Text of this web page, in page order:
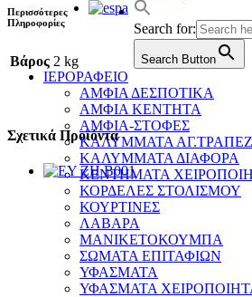
Search for:
Search Button
ΙΕΡΟΡΑΦΕΙΟ
ΑΜΦΙΑ ΔΕΣΠΟΤΙΚΑ
ΑΜΦΙΑ ΚΕΝΤΗΤΑ
ΑΜΦΙΑ-ΣΤΟΦΕΣ
ΚΑΛΥΜΜΑΤΑ
ΚΑΛΥΜΜΑΤΑ ΔΙΑΦΟΡΑ
ΚΕΝΤΗΜΑΤΑ
ΚΟΡΔΕΛΕΣ ΣΤΟΛΙΣΜΟΥ
ΚΟΥΡΤΙΝΕΣ
ΛΑΒΑΡΑ
ΜΑΝΙΚΕΤΟΚΟΥΜΠΑ
ΣΩΜΑΤΑ ΕΠΙΤΑΦΙΩΝ
ΥΦΑΣΜΑΤΑ
ΥΦΑΣΜΑΤΑ
Περισσότερες
Πληροφορίες
Βάρος 2 kg
Σχετικά Προϊόντα